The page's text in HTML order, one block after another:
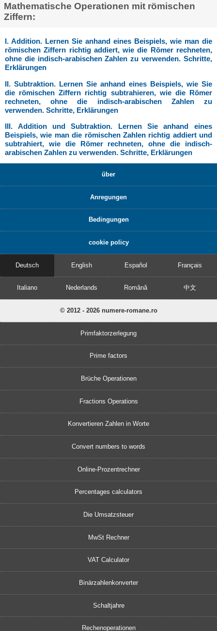
Mathematische Operationen mit römischen
Ziffern:
I. Addition. Lernen Sie anhand eines Beispiels, wie man die
römischen Ziffern richtig addiert, wie die Römer rechneten,
ohne die indisch-arabischen Zahlen zu verwenden. Schritte,
Erklärungen
II. Subtraktion. Lernen Sie anhand eines Beispiels, wie Sie
die römischen Ziffern richtig subtrahieren, wie die Römer
rechneten, ohne die indisch-arabischen Zahlen zu
verwenden. Schritte, Erklärungen
III. Addition und Subtraktion. Lernen Sie anhand eines
Beispiels, wie man die römischen Zahlen richtig addiert und
subtrahiert, wie die Römer rechneten, ohne die indisch-
arabischen Zahlen zu verwenden. Schritte, Erklärungen
über
Anregungen
Bedingungen
cookie policy
Deutsch English Español Français
Italiano Nederlands Română 中文
© 2012 - 2026 numere-romane.ro
Primfaktorzerlegung
Prime factors
Brüche Operationen
Fractions Operations
Konvertieren Zahlen in Worte
Convert numbers to words
Online-Prozentrechner
Percentages calculators
Die Umsatzsteuer
MwSt Rechner
VAT Calculator
Binärzahlenkonverter
Schaltjahre
Rechenoperationen